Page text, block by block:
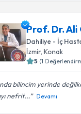
Prof. Dr. Ali
Dahiliye - İç
İzmir, Konak
5 (1
bilincim yerinde
nefrit...
Devamı